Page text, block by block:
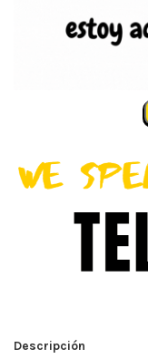
Descripción